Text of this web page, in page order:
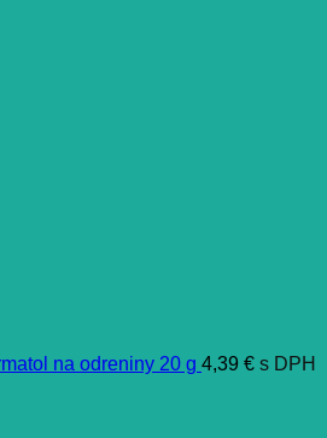
na odreniny 20 g 4,39 € s DPH